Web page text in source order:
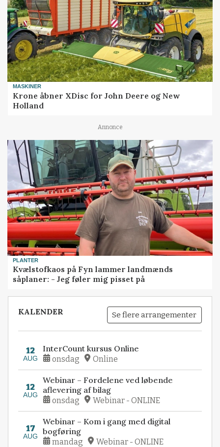
MASKINER
Krone åbner XDisc for John Deere og New
Holland
Annonce
PLANTER
Kvælstofkaos på Fyn lammer landmænds
såplaner: - Jeg føler mig pisset på
KALENDER Se flere arrangementer
12
AUG
InterCount kursus Online
onsdag Online
12
AUG
Webinar – Fordelene ved løbende
aflevering af bilag
onsdag Webinar - ONLINE
17
AUG
Webinar – Kom i gang med digital
bogføring
mandag Webinar - ONLINE